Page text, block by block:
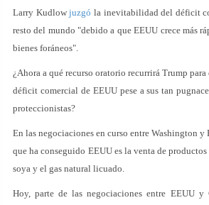
Larry Kudlowjuzgó la inevitabilidad del déficit
resto del mundo "debido a que EEUU crece más
bienes foráneos".
¿Ahora a qué recurso oratorio recurrirá Trump
déficit comercial de EEUU pese a sus tan
proteccionistas?
En las negociaciones en curso entre Washington
que ha conseguido EEUU es la venta de
soya y el gas natural licuado.
Hoy, parte de las negociaciones entre EEUU y